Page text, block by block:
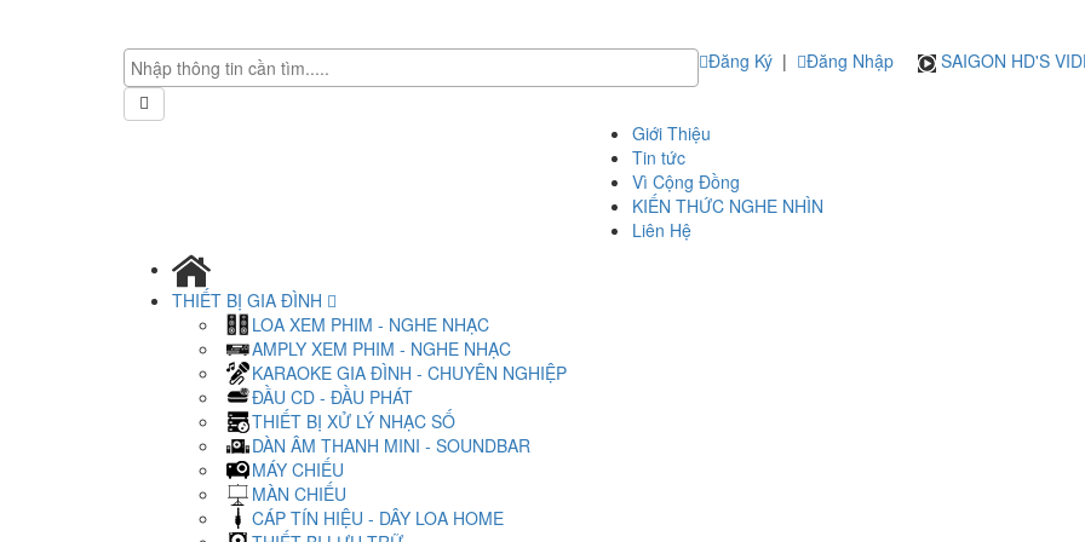
Đăng Ký | Đăng Nhập SAIGON HD'S
Giới Thiệu
Tin tức
Vì Cộng Đồng
KIẾN THỨC NGHE NHÌN
Liên Hệ
THIẾT BỊ GIA ĐÌNH
LOA XEM PHIM - NGHE NHẠC
AMPLY XEM PHIM - NGHE NHẠC
KARAOKE GIA ĐÌNH - CHUYÊN NGHIỆP
ĐẦU CD - ĐẦU PHÁT
THIẾT BỊ XỬ LÝ NHẠC SỐ
DÀN ÂM THANH MINI - SOUNDBAR
MÁY CHIẾU
MÀN CHIẾU
CÁP TÍN HIỆU - DÂY LOA HOME